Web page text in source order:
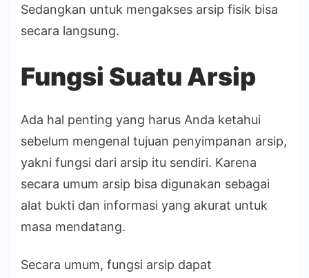
Sedangkan untuk mengakses arsip fisik bisa
secara langsung.
Fungsi Suatu Arsip
Ada hal penting yang harus Anda ketahui
sebelum mengenal tujuan penyimpanan arsip,
yakni fungsi dari arsip itu sendiri. Karena
secara umum arsip bisa digunakan sebagai
alat bukti dan informasi yang akurat untuk
masa mendatang.
Secara umum, fungsi arsip dapat